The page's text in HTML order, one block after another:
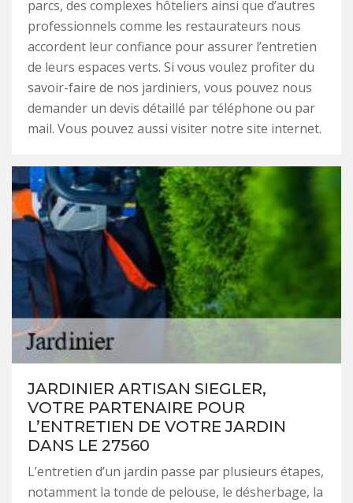
parcs, des complexes hôteliers ainsi que d’autres
professionnels comme les restaurateurs nous
accordent leur confiance pour assurer l’entretien
de leurs espaces verts. Si vous voulez profiter du
savoir-faire de nos jardiniers, vous pouvez nous
demander un devis détaillé par téléphone ou par
mail. Vous pouvez aussi visiter notre site internet.
JARDINIER ARTISAN SIEGLER,
VOTRE PARTENAIRE POUR
L’ENTRETIEN DE VOTRE JARDIN
DANS LE 27560
L’entretien d’un jardin passe par plusieurs étapes,
notamment la tonde de pelouse, le désherbage, la